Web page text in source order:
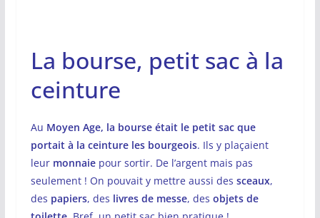
La bourse, petit sac à la
ceinture
Au Moyen Age, la bourse était le petit sac que
portait à la ceinture les bourgeois. Ils y plaçaient
leur monnaiepour sortir. De l’argent mais pas
seulement ! On pouvait y mettre aussi des sceaux,
des papiers, des livres de messe, des objets de